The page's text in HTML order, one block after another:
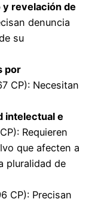
revelación de
denuncia
su
por
CP): Necesitan
intelectual e
Requieren
que afecten a
pluralidad de
CP): Precisan